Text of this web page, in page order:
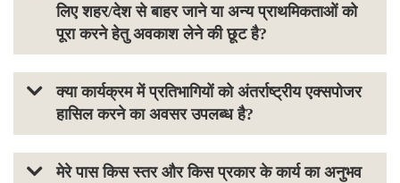
लिए शहर/देश से बाहर जाने या अन्य प्राथमिकताओं को
पूरा करने हेतु अवकाश लेने की छूट है?
क्या कार्यक्रम में प्रतिभागियों को अंतर्राष्ट्रीय एक्सपोजर
हासिल करने का अवसर उपलब्ध है?
मेरे पास किस स्तर और किस प्रकार के कार्य का अनुभव